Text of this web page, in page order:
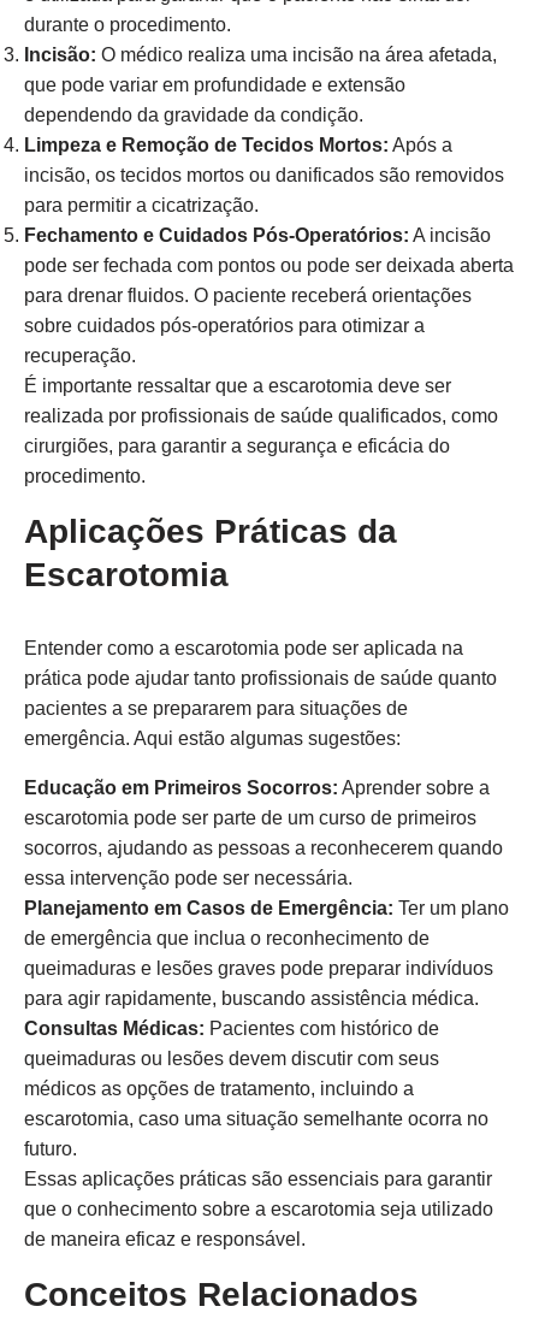
durante o procedimento.
Incisão: O médico realiza uma incisão na área afetada,
que pode variar em profundidade e extensão
dependendo da gravidade da condição.
Limpeza e Remoção de Tecidos Mortos: Após a
incisão, os tecidos mortos ou danificados são removidos
para permitir a cicatrização.
Fechamento e Cuidados Pós-Operatórios: A incisão
pode ser fechada com pontos ou pode ser deixada aberta
para drenar fluidos. O paciente receberá orientações
sobre cuidados pós-operatórios para otimizar a
recuperação.
É importante ressaltar que a escarotomia deve ser
realizada por profissionais de saúde qualificados, como
cirurgiões, para garantir a segurança e eficácia do
procedimento.
Aplicações Práticas da
Escarotomia
Entender como a escarotomia pode ser aplicada na
prática pode ajudar tanto profissionais de saúde quanto
pacientes a se prepararem para situações de
emergência. Aqui estão algumas sugestões:
Educação em Primeiros Socorros: Aprender sobre a
escarotomia pode ser parte de um curso de primeiros
socorros, ajudando as pessoas a reconhecerem quando
essa intervenção pode ser necessária.
Planejamento em Casos de Emergência: Ter um plano
de emergência que inclua o reconhecimento de
queimaduras e lesões graves pode preparar indivíduos
para agir rapidamente, buscando assistência médica.
Consultas Médicas: Pacientes com histórico de
queimaduras ou lesões devem discutir com seus
médicos as opções de tratamento, incluindo a
escarotomia, caso uma situação semelhante ocorra no
futuro.
Essas aplicações práticas são essenciais para garantir
que o conhecimento sobre a escarotomia seja utilizado
de maneira eficaz e responsável.
Conceitos Relacionados